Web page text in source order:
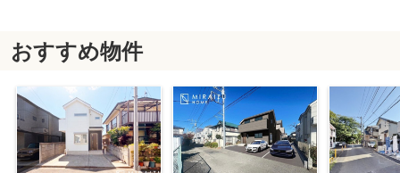
おすすめ物件